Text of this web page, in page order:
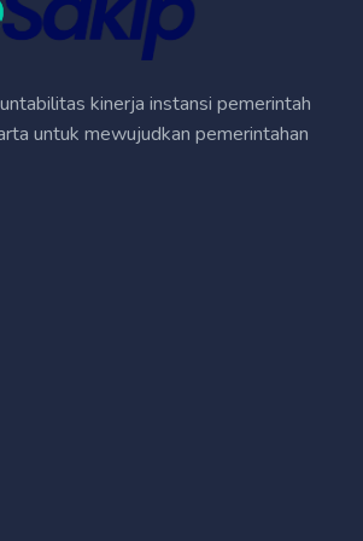
kinerja instansi pemerintah
untuk mewujudkan pemerintahan